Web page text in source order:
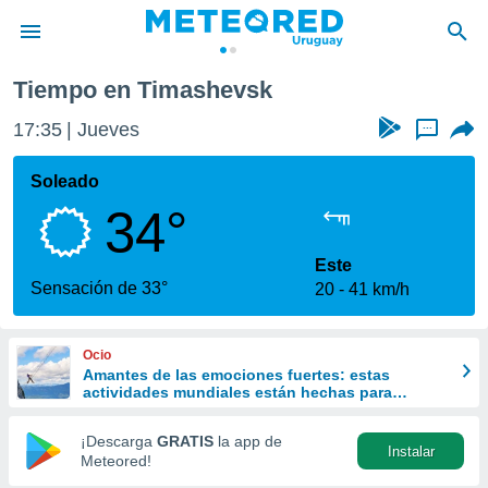
de
ha
calidad.
a este
las
y
forma
digital
basada
Tiempo en Timashevsk
17:35 Jueves ...
Soleado
34°
Sensación de 33°
Este
20
41 km/h
Ocio
Amantes de las emociones fuertes: estas
actividades mundiales están hechas para
¡Descarga GRATIS la app de
Meteored!
Instalar